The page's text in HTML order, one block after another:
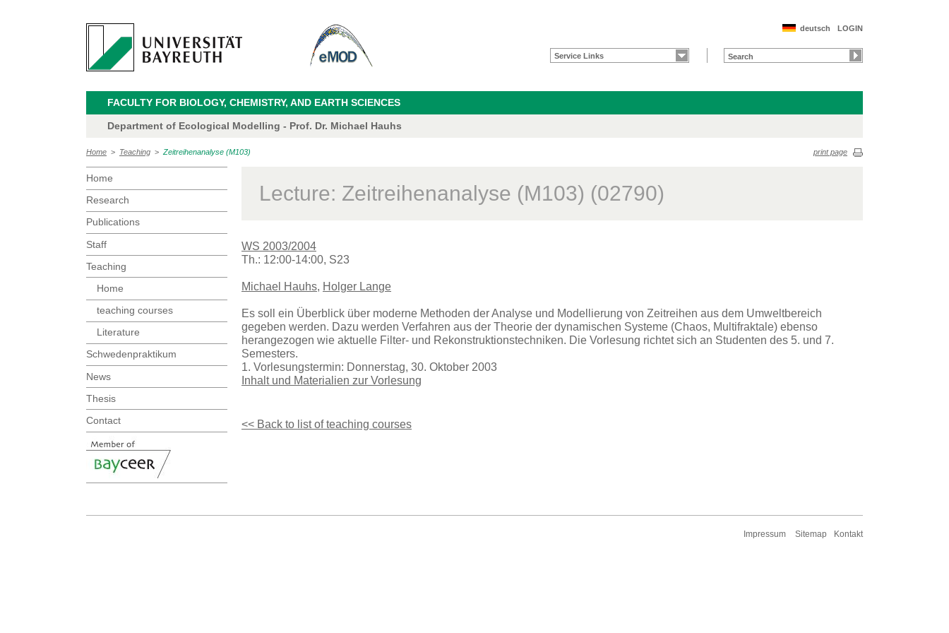
LOGIN
deutsch
Service Links
FACULTY FOR BIOLOGY, CHEMISTRY, AND EARTH SCIENCES
Department of Ecological Modelling - Prof. Dr. Michael Hauhs
Home > Teaching > Zeitreihenanalyse (M103) print page
Home
Research
Publications
Staff
Teaching
Home
teaching courses
Literature
Schwedenpraktikum
News
Thesis
Contact
Lecture: Zeitreihenanalyse (M103) (02790)
WS 2003/2004
Th.: 12:00-14:00, S23
Michael Hauhs, Holger Lange
Es soll ein Überblick über moderne Methoden der Analyse und Modellierung von Zeitreihen aus dem Umweltbereich
gegeben werden. Dazu werden Verfahren aus der Theorie der dynamischen Systeme (Chaos, Multifraktale) ebenso
herangezogen wie aktuelle Filter- und Rekonstruktionstechniken. Die Vorlesung richtet sich an Studenten des 5. und 7.
Semesters.
1. Vorlesungstermin: Donnerstag, 30. Oktober 2003
Inhalt und Materialien zur Vorlesung
<< Back to list of teaching courses
Impressum Sitemap Kontakt